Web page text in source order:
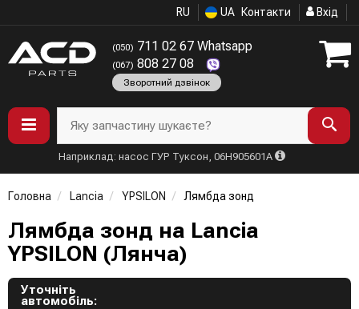
RU UA Контакти Вхід
(050) 711 02 67 Whatsapp
(067) 808 27 08
Зворотний дзвінок
Яку запчастину шукаєте?
Наприклад: насос ГУР Туксон, 06H905601A
Головна Lancia YPSILON Лямбда зонд
Лямбда зонд на Lancia
YPSILON (Лянча)
Уточніть
автомобіль: